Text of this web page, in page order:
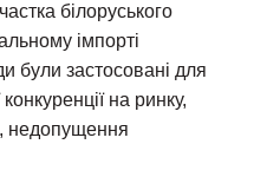
білоруського
імпорті
були застосовані для
на ринку,
недопущення